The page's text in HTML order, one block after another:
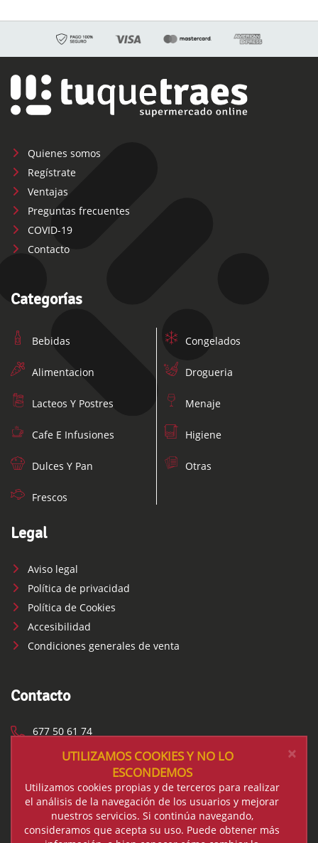
×
UTILIZAMOS COOKIES Y NO LO
ESCONDEMOS
Utilizamos cookies propias y de terceros para realizar
el análisis de la navegación de los usuarios y mejorar
nuestros servicios. Si continúa navegando,
consideramos que acepta su uso. Puede obtener más
Quienes somos
Regístrate
Ventajas
Preguntas frecuentes
COVID-19
Contacto
Categorías
Bebidas
Alimentacion
Lacteos Y Postres
Cafe E Infusiones
Dulces Y Pan
Frescos
Congelados
Drogueria
Menaje
Higiene
Otras
Legal
Aviso legal
Política de privacidad
Política de Cookies
Accesibilidad
Condiciones generales de venta
Contacto
677 50 61 74
info@tuquetraes.com
De lunes a viernes de 9:00 a 14:00
TwitterFacebookInstagram